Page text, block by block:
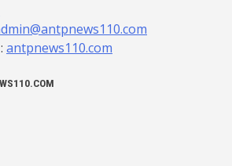
antpnews110.com